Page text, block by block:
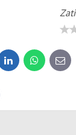
LinkedInWhatsApp
E-
mail